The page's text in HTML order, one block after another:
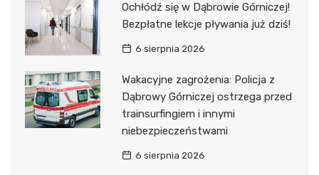
Ochłódź się w Dąbrowie Górniczej!
Bezpłatne lekcje pływania już dziś!
6 sierpnia 2026
Wakacyjne zagrożenia: Policja z
Dąbrowy Górniczej ostrzega przed
trainsurfingiem i innymi
niebezpieczeństwami
6 sierpnia 2026